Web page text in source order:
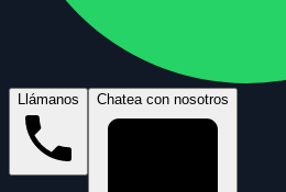
Llámanos Chatea con nosotros